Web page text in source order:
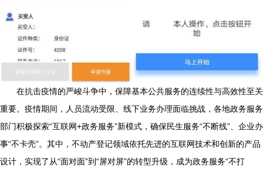
在抗击疫情的严峻斗争中，保障基本公共服务的连续性与高效性至关
重要。疫情期间，人员流动受限、线下业务办理面临挑战，各地政务服务
部门积极探索“互联网+政务服务”新模式，确保民生服务“不断线”、企业办
事“不卡壳”。其中，不动产登记领域依托先进的互联网技术和创新的产品
设计，实现了从“面对面”到“屏对屏”的转型升级，成为政务服务“不打